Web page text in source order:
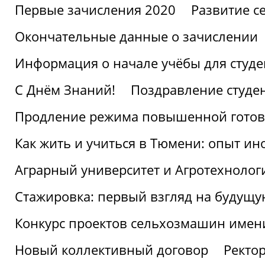
Первые зачисления 2020
Развитие
Окончательные данные о зачислении
Информация о начале учёбы для
С Днём Знаний!
Поздравление
Продление режима повышенной
Как жить и учиться в Тюмени: опыт
Аграрный университет и
Стажировка: первый взгляд на
Конкурс проектов сельхозмашин
Новый коллективный договор